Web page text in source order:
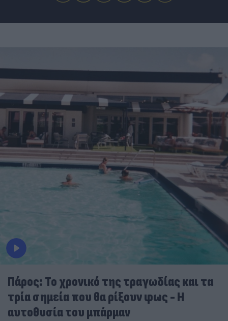
Πάρος: Το χρονικό της τραγωδίας και τα
τρία σημεία που θα ρίξουν φως - Η
αυτοθυσία του μπάρμαν